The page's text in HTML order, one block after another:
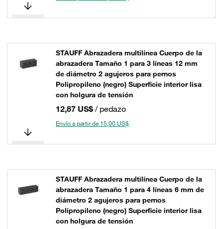
STAUFF Abrazadera multilínea Cuerpo de la
abrazadera Tamaño 1 para 3 líneas 12 mm
de diámetro 2 agujeros para pernos
Polipropileno (negro) Superficie interior lisa
con holgura de tensión
12,87 US$ / pedazo
Envío a partir de 15,00 US$
STAUFF Abrazadera multilínea Cuerpo de la
abrazadera Tamaño 1 para 4 líneas 6 mm de
diámetro 2 agujeros para pernos
Polipropileno (negro) Superficie interior lisa
con holgura de tensión